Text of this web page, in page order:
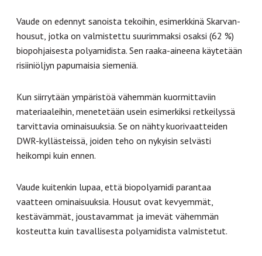
Vaude on edennyt sanoista tekoihin, esimerkkinä Skarvan-
housut, jotka on valmistettu suurimmaksi osaksi (62 %)
biopohjaisesta polyamidista. Sen raaka-aineena käytetään
risiiniöljyn papumaisia siemeniä.
Kun siirrytään ympäristöä vähemmän kuormittaviin
materiaaleihin, menetetään usein esimerkiksi retkeilyssä
tarvittavia ominaisuuksia. Se on nähty kuorivaatteiden
DWR-kyllästeissä, joiden teho on nykyisin selvästi
heikompi kuin ennen.
Vaude kuitenkin lupaa, että biopolyamidi parantaa
vaatteen ominaisuuksia. Housut ovat kevyemmät,
kestävämmät, joustavammat ja imevät vähemmän
kosteutta kuin tavallisesta polyamidista valmistetut.